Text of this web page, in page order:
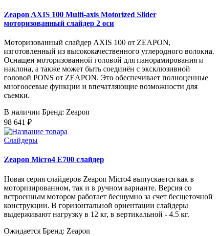
Zeapon AXIS 100 Multi-axis Motorized Slider
моторизованный слайдер 2 оси
Моторизованный слайдер AXIS 100 от ZEAPON,
изготовленный из высококачественного углеродного волокна.
Оснащен моторизованной головой для панорамирования и
наклона, а также может быть соединён с эксклюзивной
головой PONS от ZEAPON. Это обеспечивает полноценные
многоосевые функции и впечатляющие возможности для
съемки.
В наличии Бренд: Zeapon
98 641 ₽
Слайдеры
Zeapon Micro4 E700 слайдер
Новая серия слайдеров Zeapon Micro4 выпускается как в
моторизированном, так и в ручном варианте. Версия со
встроенным мотором работает бесшумно за счет бесщеточной
конструкции. В горизонтальной ориентации слайдеры
выдерживают нагрузку в 12 кг, в вертикальной - 4.5 кг.
Ожидается Бренд: Zeapon